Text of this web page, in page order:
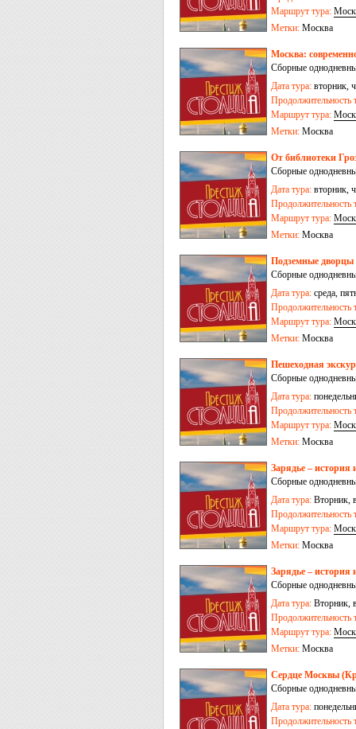
Маршрут тура:
Метки: Москва
Москва:
Сборные
Дата тура: вторник,
Продолжительность
Маршрут тура:
Метки: Москва
От библиотеки
Сборные
Дата тура: вторник,
Продолжительность
Маршрут тура:
Метки: Москва
Подземные дворцы
Сборные
Дата тура: среда,
Продолжительность
Маршрут тура:
Метки: Москва
Пешеходная
Сборные
Дата тура:
Продолжительность
Маршрут тура:
Метки: Москва
Зарядье – история
Сборные
Дата тура: Вторник,
Продолжительность
Маршрут тура:
Метки: Москва
Зарядье – история
Сборные
Дата тура: Вторник,
Продолжительность
Маршрут тура:
Метки: Москва
Сердце Москвы
Сборные
Дата тура:
Продолжительность